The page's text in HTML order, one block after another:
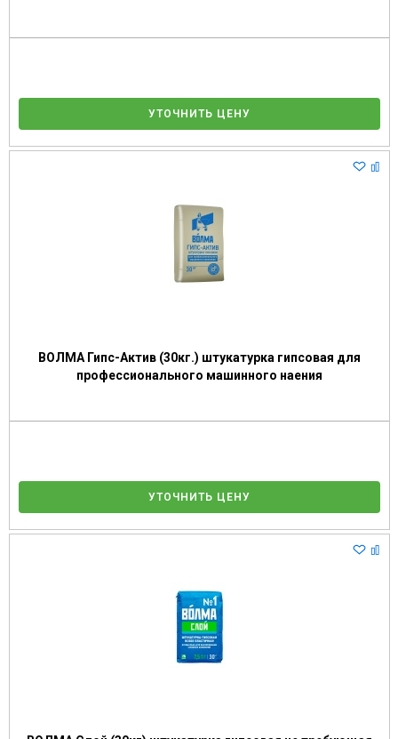
УТОЧНИТЬ ЦЕНУ
ВОЛМА Гипс-Актив (30кг.) штукатурка гипсовая для
профессионального машинного наения
УТОЧНИТЬ ЦЕНУ